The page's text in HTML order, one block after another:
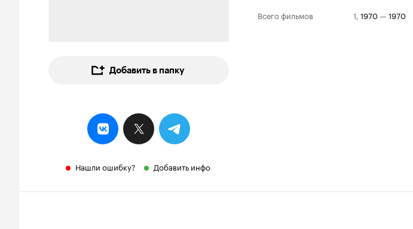
Добавить в папку
Нашли ошибку? Добавить инфо
Всего фильмов
1, 1970— 1970